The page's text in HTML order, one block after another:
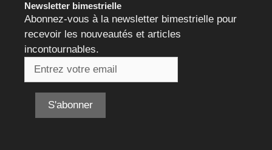
Newsletter bimestrielle
Abonnez-vous à la newsletter bimestrielle pour
recevoir les nouveautés et articles
incontournables.